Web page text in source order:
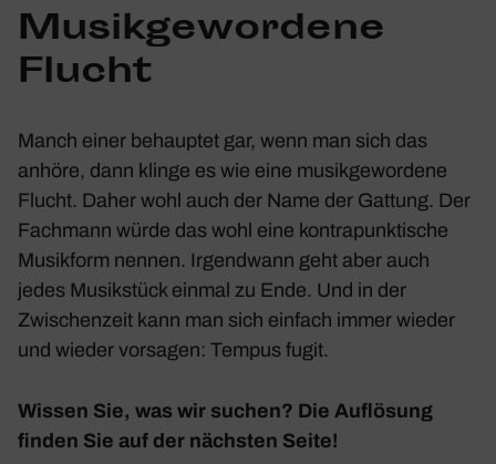
Musik­ge­wor­dene
Flucht
Manch einer behauptet gar, wenn man sich das
anhöre, dann klinge es wie eine musik­ge­wor­dene
Flucht. Daher wohl auch der Name der Gattung. Der
Fach­mann würde das wohl eine kontra­punk­ti­sche
Musik­form nennen. Irgend­wann geht aber auch
jedes Musik­stück einmal zu Ende. Und in der
Zwischen­zeit kann man sich einfach immer wieder
und wieder vorsagen: Tempus fugit.
Wissen Sie, was wir suchen? Die Auflö­sung
finden Sie auf der nächsten Seite!